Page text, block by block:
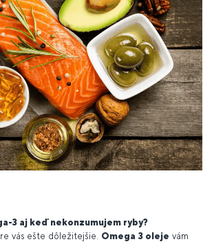
3 aj keď nekonzumujem ryby?
vás ešte dôležitejšie. Omega 3 oleje vám